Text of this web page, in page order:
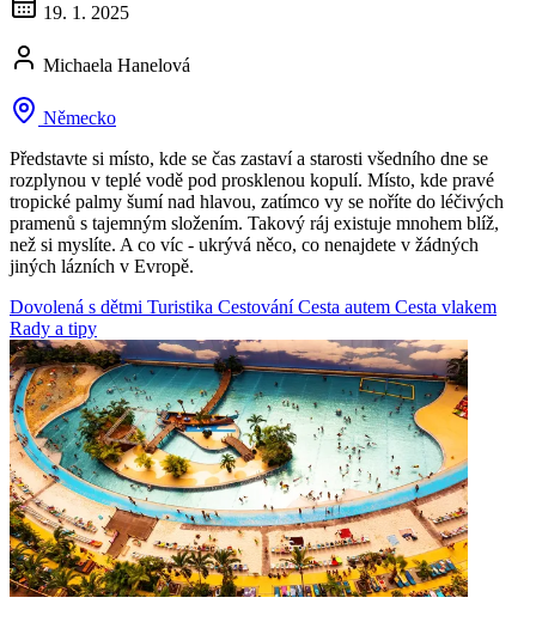
19. 1. 2025
Michaela Hanelová
Německo
Představte si místo, kde se čas zastaví a starosti všedního dne se
rozplynou v teplé vodě pod prosklenou kopulí. Místo, kde pravé
tropické palmy šumí nad hlavou, zatímco vy se noříte do léčivých
pramenů s tajemným složením. Takový ráj existuje mnohem blíž,
než si myslíte. A co víc - ukrývá něco, co nenajdete v žádných
jiných lázních v Evropě.
Dovolená s dětmi Turistika CestováníCesta autem Cesta vlakem
Rady a tipy